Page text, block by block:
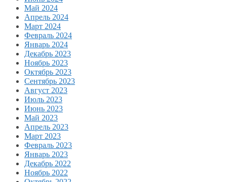
Май 2024
Апрель 2024
Март 2024
Февраль 2024
Январь 2024
Декабрь 2023
Ноябрь 2023
Октябрь 2023
Сентябрь 2023
Август 2023
Июль 2023
Июнь 2023
Май 2023
Апрель 2023
Март 2023
Февраль 2023
Январь 2023
Декабрь 2022
Ноябрь 2022